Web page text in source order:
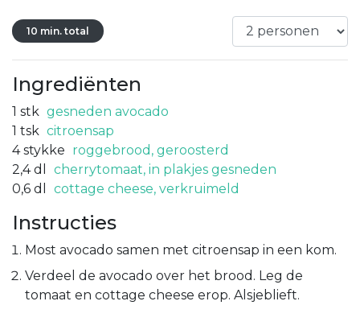
10 min. total
Ingrediënten
1 stk gesneden avocado
1 tsk citroensap
4 stykke roggebrood, geroosterd
2,4 dl
cherrytomaat, in plakjes gesneden
0,6 dl cottage cheese, verkruimeld
Instructies
Most avocado samen met citroensap in een kom.
Verdeel de avocado over het brood. Leg de
tomaat en cottage cheese erop. Alsjeblieft.